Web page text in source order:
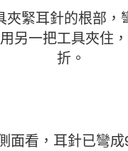
緊耳針的根部，
另一把工具夾住
折。
面看，耳針已彎成